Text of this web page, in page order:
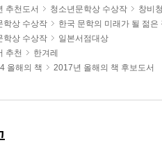
추천도서 청소년문학상 수상작
창비
학상 수상작
한국 문학의 미래가 될 젊은
학상 수상작
일본서점대상
추천
한겨레
올해의 책 2017년 올해의 책 후보도서